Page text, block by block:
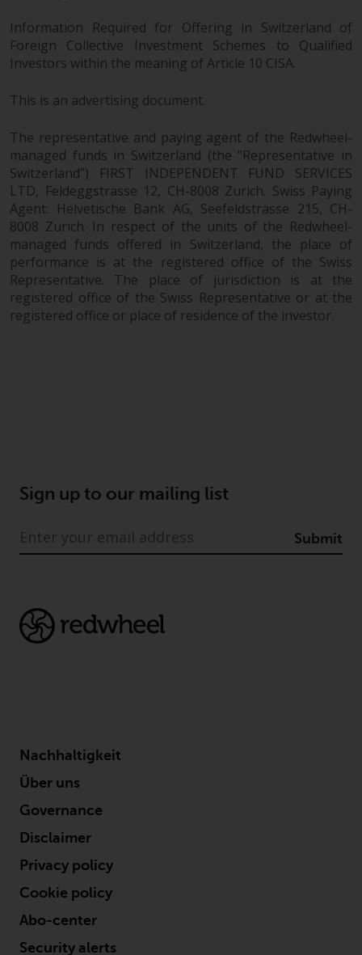
Vorankündigung ändern.
Redwheel ist nicht verpflichtet,
Informationen zu aktualisieren,
Anlageentscheidung nicht
Website enthaltenen
Informationen verlassen.
Haftung
Obwohl Redwheel bestrebt ist,
sicherzustellen, dass die
Informationen auf dieser Website
Informationen und übernehmen
keine Haftung, die sich aus dem
Vertrauen auf Ungenauigkeiten,
Auslassung in, oder Verwendung
dieser Website erhalten,
personenbezogene Daten
Verarbeitung durch Redwheel und
seine Vertreter und andere Dritte
zu. Alle diese Unternehmen sind
verpflichtet, die Vertraulichkeit
dieser Informationen zu wahren.
Wenn Sie nicht möchten, dass
Ihre Informationen auf diese
Information Required for Offering in Switzerland of
Foreign Collective Investment Schemes to Qualified
Investors within the meaning of Article 10 CISA.
This is an advertising document.
The representative and paying agent of the Redwheel-
managed funds in Switzerland (the “Representative in
Switzerland”) FIRST INDEPENDENT FUND SERVICES
LTD, Feldeggstrasse 12, CH-8008 Zurich. Swiss Paying
Agent: Helvetische Bank AG, Seefeldstrasse 215, CH-
8008 Zurich. In respect of the units of the Redwheel-
managed funds offered in Switzerland, the place of
performance is at the registered office of the Swiss
Representative. The place of jurisdiction is at the
registered office of the Swiss Representative or at the
registered office or place of residence of the investor.
Sign up to our mailing list
Submit
Nachhaltigkeit
Über uns
Governance
Disclaimer
Privacy policy
Cookie policy
Abo-center
Security alerts